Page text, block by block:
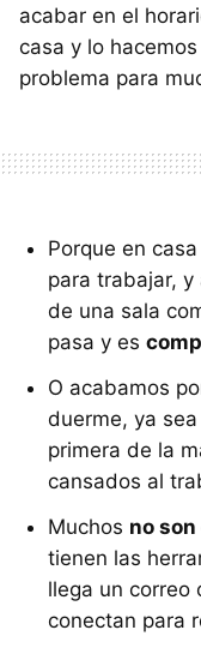
acabar en el
casa y lo
problema para
Porque en
para trabajar,
de una sala
pasa y es
O acabamos
duerme, ya
primera de la
cansados al
Muchos no
tienen las
llega un correo
conectan para